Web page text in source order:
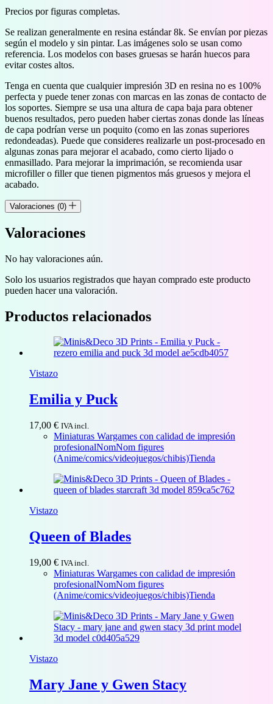
Precios por figuras completas.
Se realizan generalmente en resina estándar 8k. Se envían por piezas
según el modelo y sin pintar. Las imágenes solo se usan como
referencia. Los modelos con bases gruesas se harán huecos para
evitar costes altos.
Tenga en cuenta que cualquier impresión 3D en resina no es 100%
perfecta y puede tener zonas con marcas en las zonas de contacto de
los soportes. Siempre se usa una altura de capa baja para obtener
buenos resultados, pero pueden haber ciertas zonas donde las líneas
de capa podrían verse un poquito (como en las zonas superiores
redondeadas). Puede que consideres realizarle un post-procesado en
algunas zonas para mejorar el acabado, como cierto lijado o
enmasillado. Para mejorar la imprimación, se recomienda usar
microfiller o filler que tienen pigmentos más gruesos y mejora el
acabado.
Valoraciones (0)
Valoraciones
No hay valoraciones aún.
Solo los usuarios registrados que hayan comprado este producto
pueden hacer una valoración.
Productos relacionados
Vistazo
Emilia y Puck
17,00 € IVA incl.
Miniaturas Wargames con calidad de impresión
profesionalNomNom figures
(Anime/comics/videojuegos/chibis)Tienda
Vistazo
Queen of Blades
19,00 € IVA incl.
Miniaturas Wargames con calidad de impresión
profesionalNomNom figures
(Anime/comics/videojuegos/chibis)Tienda
Vistazo
Mary Jane y Gwen Stacy